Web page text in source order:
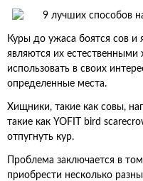
Куры до ужаса боятся сов и
являются их
использовать в своих
определенные места.
Хищники, такие как совы,
такие как YOFIT bird
отпугнуть кур.
Проблема заключается в
приобрести несколько